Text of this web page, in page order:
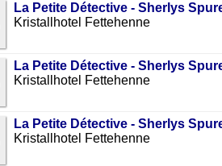
La Petite Détective - Sherlys
Kristallhotel Fettehenne
La Petite Détective - Sherlys
Kristallhotel Fettehenne
La Petite Détective - Sherlys
Kristallhotel Fettehenne